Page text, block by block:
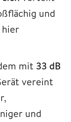
und
hier
mit 33 dB
vereint
und